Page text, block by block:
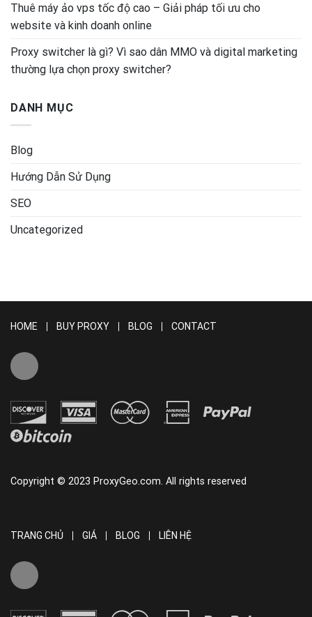
Thuê máy ảo vps tốc độ cao – Giải pháp tối ưu cho
website và kinh doanh online
Proxy switcher là gì? Vì sao dân MMO và digital marketing
thường lựa chọn proxy switcher?
DANH MỤC
Blog
Hướng Dẫn Sử Dụng
SEO
Uncategorized
HOME BUY PROXY BLOG CONTACT
Copyright © 2023 ProxyGeo.com. All rights reserved
TRANG CHỦ GIÁ BLOG LIÊN HỆ